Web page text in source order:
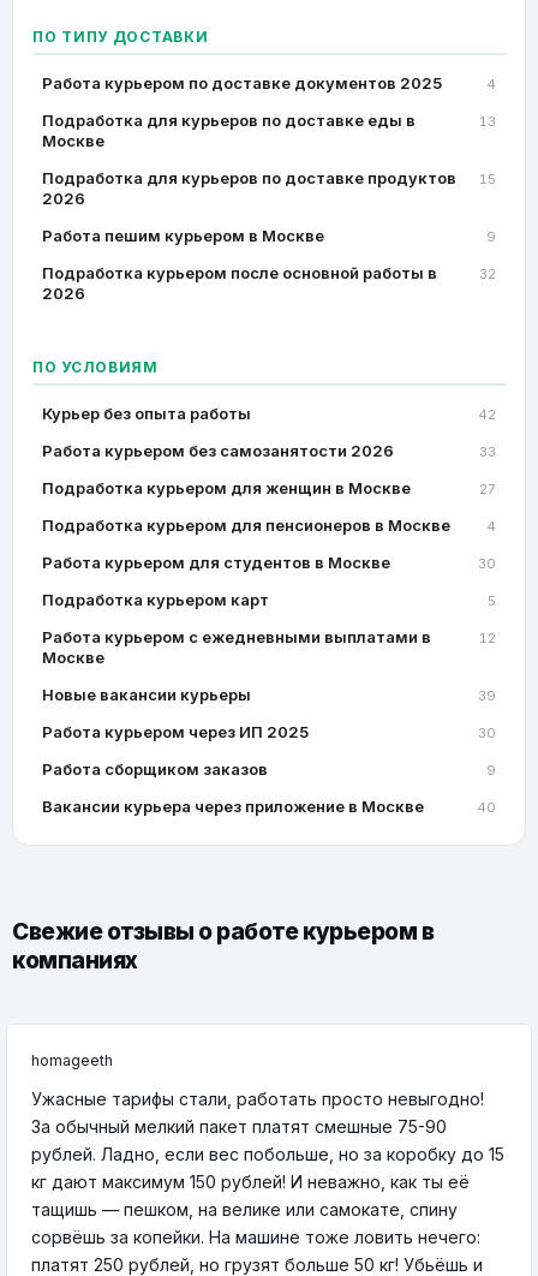
ПО ТИПУ ДОСТАВКИ
Работа курьером по доставке документов 2025 4
Подработка для курьеров по доставке еды в
Москве
13
Подработка для курьеров по доставке продуктов
2026
15
Работа пешим курьером в Москве 9
Подработка курьером после основной работы в
2026
32
ПО УСЛОВИЯМ
Курьер без опыта работы 42
Работа курьером без самозанятости 2026 33
Подработка курьером для женщин в Москве 27
Подработка курьером для пенсионеров в Москве 4
Работа курьером для студентов в Москве 30
Подработка курьером карт 5
Работа курьером с ежедневными выплатами в
Москве
12
Новые вакансии курьеры 39
Работа курьером через ИП 2025 30
Работа сборщиком заказов 9
Вакансии курьера через приложение в Москве 40
Свежие отзывы о работе курьером в
компаниях
homageeth
Ужасные тарифы стали, работать просто невыгодно!
За обычный мелкий пакет платят смешные 75-90
рублей. Ладно, если вес побольше, но за коробку до 15
кг дают максимум 150 рублей! И неважно, как ты её
тащишь — пешком, на велике или самокате, спину
сорвёшь за копейки. На машине тоже ловить нечего:
платят 250 рублей, но грузят больше 50 кг! Убьёшь и